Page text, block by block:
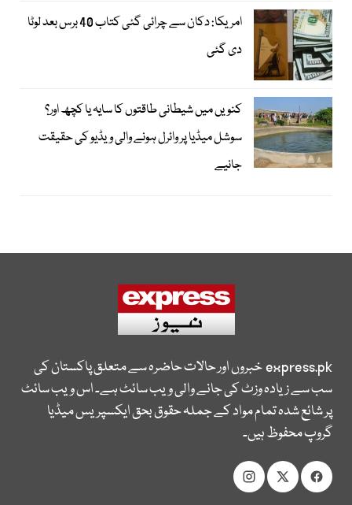
امریکا: دکان سے چرائی گئی کتاب 40 برس بعد لوٹا
دی گئی
کنویں میں شیطانی طاقتوں کا سایہ یا کچھ اور؟
سوشل میڈیا پر وائرل ہونے والی ویڈیو کی حقیقت
جانیے
express.pkخبروں اور حالات حاضرہ سے متعلق پاکستان کی
سب سے زیادہ وزٹ کی جانے والی ویب سائٹ ہے۔ اس ویب سائٹ
پر شائع شدہ تمام مواد کے جملہ حقوق بحق ایکسپریس میڈیا
گروپ محفوظ ہیں۔